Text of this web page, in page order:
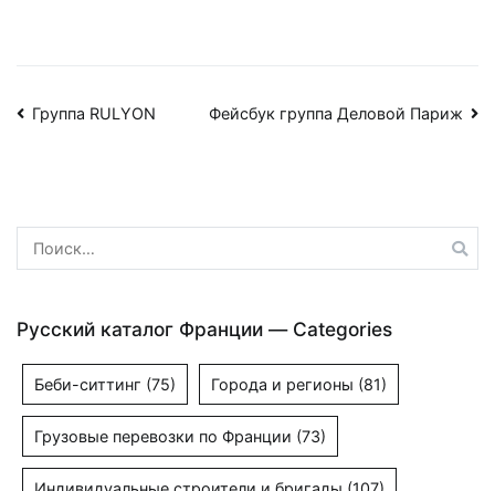
Навигация
Группа RULYON Фейсбук группа Деловой Париж
Найти:
Русский каталог Франции — Categories
Беби-ситтинг (75) Города и регионы (81)
Грузовые перевозки по Франции (73)